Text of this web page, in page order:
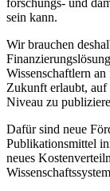
sein kann.
Wir brauchen
Wissenschaftlern
Zukunft erlaubt,
Niveau zu
Dafür sind neue
Publikationsmittel
neues